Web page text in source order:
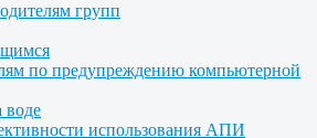
групп
по предупреждению компьютерной
воде
использования АПИ